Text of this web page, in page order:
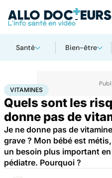
Santé Bien-être
AccueilSanté Maladies
VITAMINES
Quels sont les
donne pas de
Je ne donne pas de
grave ? Mon bébé est
un besoin plus important
pédiatre. Pourquoi ?